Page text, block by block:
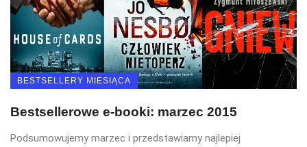
BESTSELLERY MIESIĄCA
Bestsellerowe e-booki: marzec 2015
Podsumowujemy marzec i przedstawiamy najlepiej